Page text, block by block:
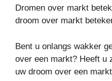
Dromen over markt
droom over markt
Bent u onlangs wakker
over een markt? Heeft u
uw droom over een